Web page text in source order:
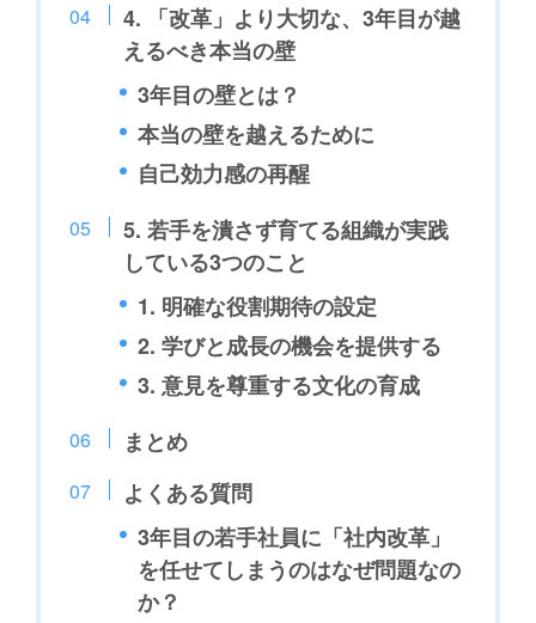
4. 「改革」より大切な、3年目が越
えるべき本当の壁
3年目の壁とは？
本当の壁を越えるために
自己効力感の再醒
5. 若手を潰さず育てる組織が実践
している3つのこと
1. 明確な役割期待の設定
2. 学びと成長の機会を提供する
3. 意見を尊重する文化の育成
まとめ
よくある質問
3年目の若手社員に「社内改革」
を任せてしまうのはなぜ問題なの
か？